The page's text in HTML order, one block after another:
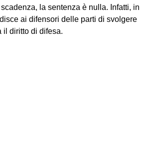
la sentenza è nulla. Infatti, in
ai difensori delle parti di svolgere
il diritto di difesa.